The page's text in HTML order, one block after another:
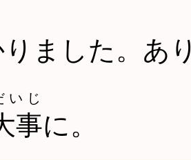
ました。あ
事
いじ
に。